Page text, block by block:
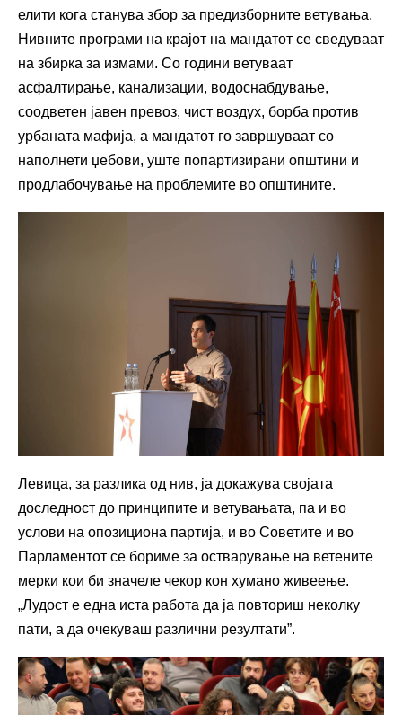
елити кога станува збор за предизборните ветувања.
Нивните програми на крајот на мандатот се сведуваат
на збирка за измами. Со години ветуваат
асфалтирање, канализации, водоснабдување,
соодветен јавен превоз, чист воздух, борба против
урбаната мафија, а мандатот го завршуваат со
наполнети џебови, уште попартизирани општини и
продлабочување на проблемите во општините.
Левица, за разлика од нив, ја докажува својата
доследност до принципите и ветувањата, па и во
услови на опозициона партија, и во Советите и во
Парламентот се бориме за остварување на ветените
мерки кои би значеле чекор кон хумано живеење.
„Лудост е една иста работа да ја повториш неколку
пати, а да очекуваш различни резултати”.